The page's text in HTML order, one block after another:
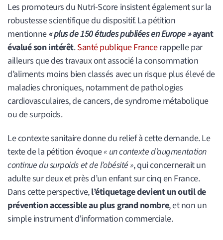
Les promoteurs du Nutri-Score insistent également sur la
robustesse scientifique du dispositif. La pétition
mentionne« plus de 150 études publiées en Europe »ayant
évalué son intérêt.Santé publique Francerappelle par
ailleurs que des travaux ont associé la consommation
d’aliments moins bien classés avec un risque plus élevé de
maladies chroniques, notamment de pathologies
cardiovasculaires, de cancers, de syndrome métabolique
ou de surpoids.
Le contexte sanitaire donne du relief à cette demande. Le
texte de la pétition évoque« un contexte d’augmentation
continue du surpoids et de l’obésité », qui concernerait un
adulte sur deux et près d’un enfant sur cinq en France.
Dans cette perspective,l’étiquetage devient un outil de
prévention accessible au plus grand nombre, et non un
simple instrument d’information commerciale.